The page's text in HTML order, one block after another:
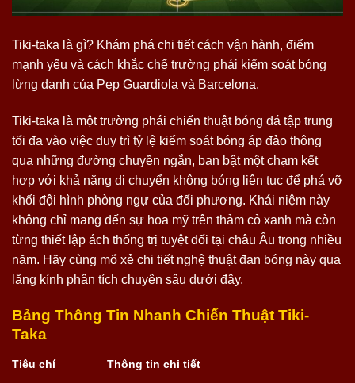
Tiki-taka là gì? Khám phá chi tiết cách vận hành, điểm
mạnh yếu và cách khắc chế trường phái kiểm soát bóng
lừng danh của Pep Guardiola và Barcelona.
Tiki-taka là một trường phái chiến thuật bóng đá tập trung
tối đa vào việc duy trì tỷ lệ kiểm soát bóng áp đảo thông
qua những đường chuyền ngắn, ban bật một chạm kết
hợp với khả năng di chuyển không bóng liên tục để phá vỡ
khối đội hình phòng ngự của đối phương. Khái niệm này
không chỉ mang đến sự hoa mỹ trên thảm cỏ xanh mà còn
từng thiết lập ách thống trị tuyệt đối tại châu Âu trong nhiều
năm. Hãy cùng mổ xẻ chi tiết nghệ thuật đan bóng này qua
lăng kính phân tích chuyên sâu dưới đây.
Bảng Thông Tin Nhanh Chiến Thuật Tiki-
Taka
Tiêu chí Thông tin chi tiết